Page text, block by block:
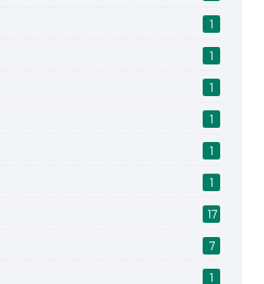
1
1
1
1
1
1
17
7
1